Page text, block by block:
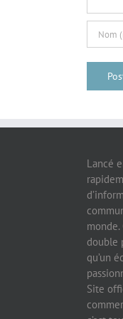
Lancé
monde.
double
qu’un
Site